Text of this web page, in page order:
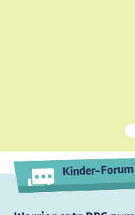
1
Kinder-Forum